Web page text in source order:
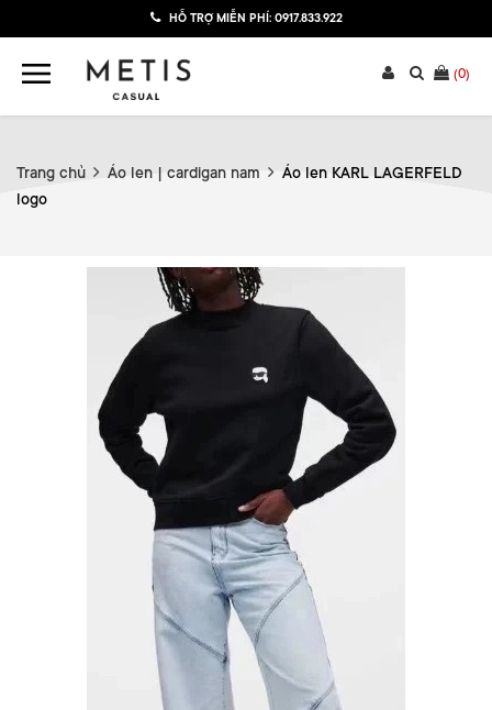
HỖ TRỢ MIỄN PHÍ: 0917.833.922
(0)
Trang chủ Áo len | cardigan nam
Áo len KARL LAGERFELD
logo